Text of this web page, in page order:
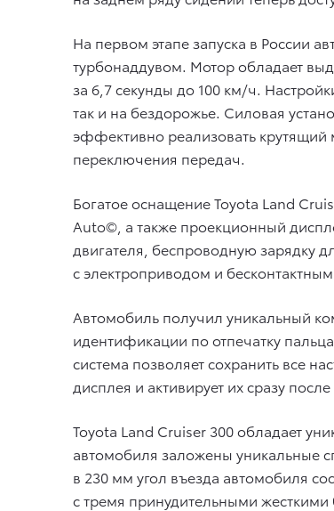
На первом этапе запуска в России
турбонаддувом. Мотор обладает
за 6,7 секунды до 100 км/ч.
так и на бездорожье. Силовая
эффективно реализовать крутящий
переключения передач.
Богатое оснащение Toyota Land
Auto©, а также проекционный
двигателя, беспроводную зарядку
с электроприводом и
Автомобиль получил уникальный
идентификации по отпечатку
система позволяет сохранить все
дисплея и активирует их сразу
Toyota Land Cruiser 300 обладает
автомобиля заложены уникальные
в 230 мм угол въезда автомобиля
с тремя принудительными жесткими